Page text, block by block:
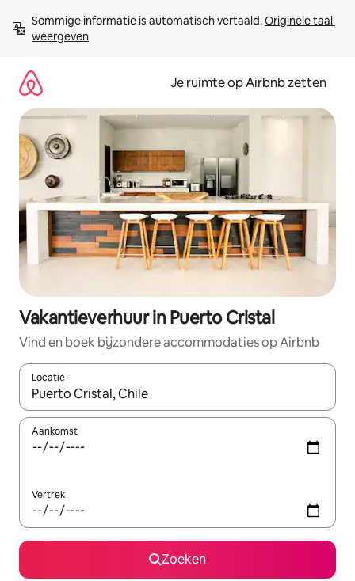
direct
naar
Sommige informatie is automatisch vertaald. Originele taal
weergeven
Je ruimte op Airbnb zetten
Vakantieverhuur in Puerto Cristal
Vind en boek bijzondere accommodaties op Airbnb
Locatie
Wanneer er suggesties beschikbaar zijn, maak je een keuze
Aankomst
Vertrek
Zoeken